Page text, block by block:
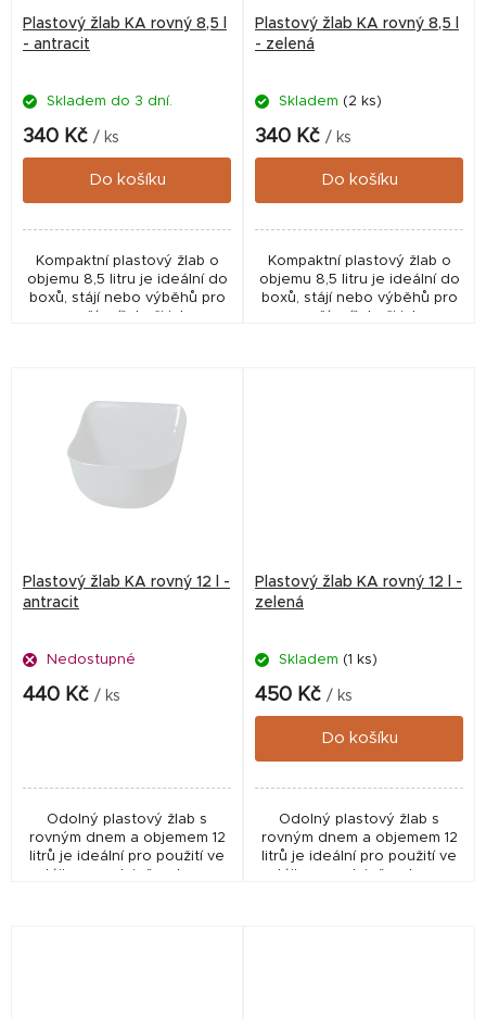
Plastový žlab KA rovný 8,5 l
- antracit
Skladem do 3 dní.
340 Kč / ks
Do košíku
Kompaktní plastový žlab o
objemu 8,5 litru je ideální do
boxů, stájí nebo výběhů pro
menší zvířata či jako
Plastový žlab KA rovný 8,5 l
- zelená
Skladem (2 ks)
340 Kč / ks
Do košíku
Kompaktní plastový žlab o
objemu 8,5 litru je ideální do
boxů, stájí nebo výběhů pro
menší zvířata či jako
Plastový žlab KA rovný 12 l -
antracit
Nedostupné
440 Kč / ks
Odolný plastový žlab s
rovným dnem a objemem 12
litrů je ideální pro použití ve
Plastový žlab KA rovný 12 l -
zelená
Skladem (1 ks)
450 Kč / ks
Do košíku
Odolný plastový žlab s
rovným dnem a objemem 12
litrů je ideální pro použití ve